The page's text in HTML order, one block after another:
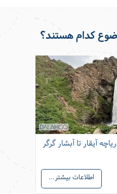
خواب الیاف؟
کدام هستند؟
آیقار تا آبشار گرگر
اطلاعات بیشتر...